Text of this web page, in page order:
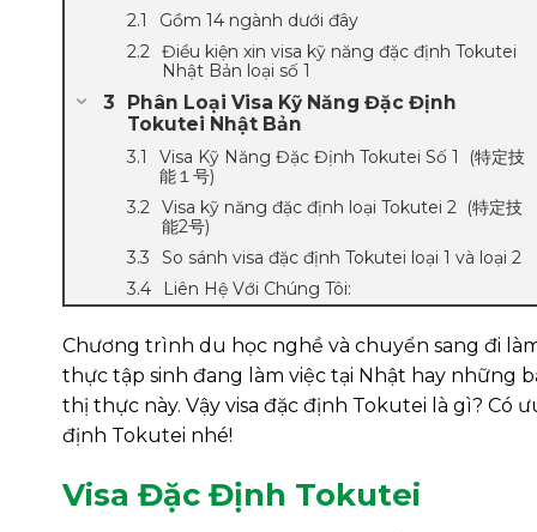
Gồm 14 ngành dưới đây
Điều kiện xin visa kỹ năng đặc định Tokutei
Nhật Bản loại số 1
Phân Loại Visa Kỹ Năng Đặc Định
Tokutei Nhật Bản
Visa Kỹ Năng Đặc Định Tokutei Số 1 (特定技
能１号)
Visa kỹ năng đặc định loại Tokutei 2 (特定技
能2号)
So sánh visa đặc định Tokutei loại 1 và loại 2
Liên Hệ Với Chúng Tôi:
Chương trình du học nghề và chuyển sang đi
thực tập sinh đang làm việc tại Nhật hay những
thị thực này. Vậy visa đặc định Tokutei là gì? Có
định Tokutei nhé!
Visa Đặc Định Tokutei